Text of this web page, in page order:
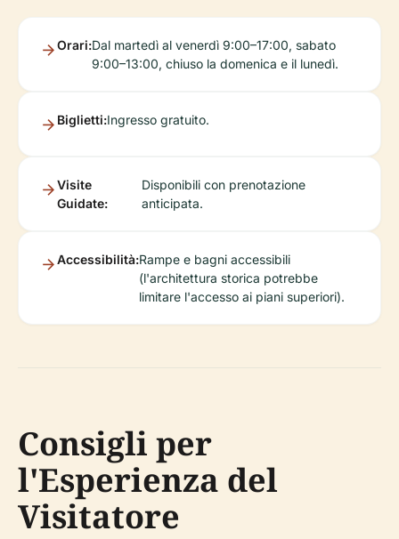
Orari:Dal martedì al venerdì 9:00–17:00, sabato
9:00–13:00, chiuso la domenica e il lunedì.
Biglietti:Ingresso gratuito.
Visite
Guidate:
Disponibili con prenotazione
anticipata.
Accessibilità:Rampe e bagni accessibili
(l'architettura storica potrebbe
limitare l'accesso ai piani superiori).
Consigli per
l'Esperienza del
Visitatore